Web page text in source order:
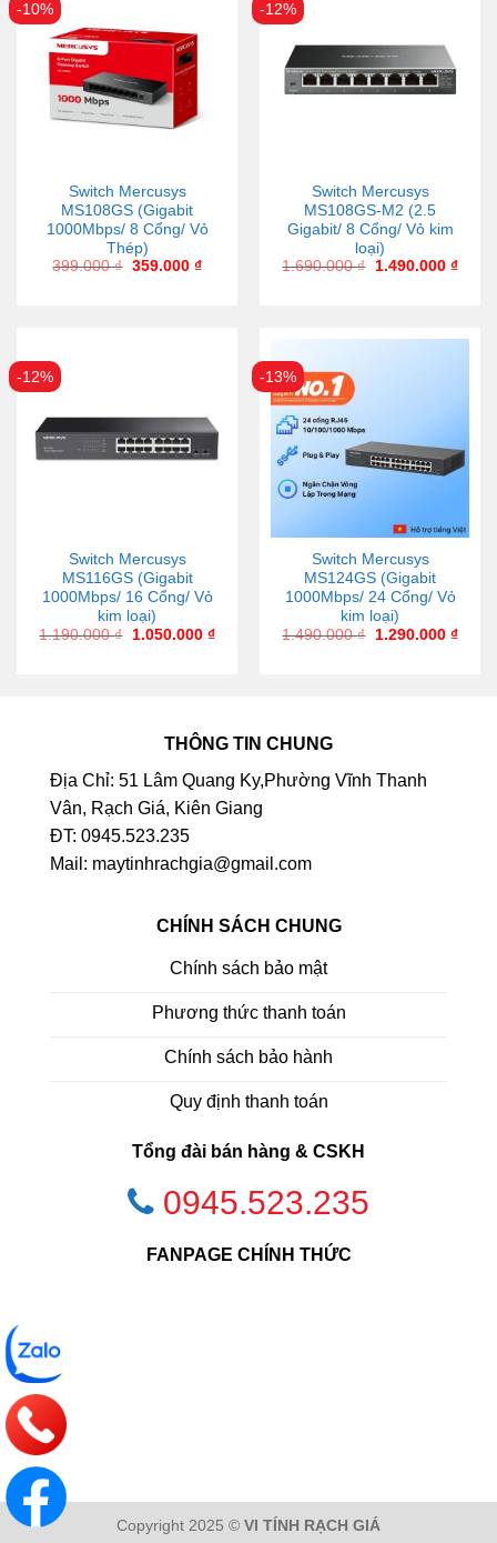
-10%
Switch Mercusys
MS108GS (Gigabit
1000Mbps/ 8 Cổng/ Vỏ
Thép)
399.000₫ 359.000 ₫
-12%
Switch Mercusys
MS108GS-M2 (2.5
Gigabit/ 8 Cổng/ Vỏ kim
loại)
1.690.000₫ 1.490.000 ₫
-12%
Switch Mercusys
MS116GS (Gigabit
1000Mbps/ 16 Cổng/ Vỏ
kim loại)
1.190.000₫ 1.050.000 ₫
-13%
Switch Mercusys
MS124GS (Gigabit
1000Mbps/ 24 Cổng/ Vỏ
kim loại)
1.490.000₫ 1.290.000 ₫
THÔNG TIN CHUNG
Địa Chỉ: 51 Lâm Quang Ky,Phường Vĩnh Thanh
Vân, Rạch Giá, Kiên Giang
ĐT: 0945.523.235
Mail: maytinhrachgia@gmail.com
CHÍNH SÁCH CHUNG
Chính sách bảo mật
Phương thức thanh toán
Chính sách bảo hành
Quy định thanh toán
Tổng đài bán hàng & CSKH
0945.523.235
FANPAGE CHÍNH THỨC
Copyright 2025 © VI TÍNH RẠCH GIÁ